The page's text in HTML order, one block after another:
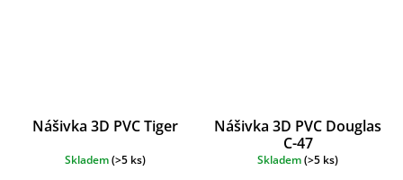
Nášivka 3D PVC Tiger
Skladem(>5 ks)
Nášivka 3D PVC Douglas
C-47
Skladem(>5 ks)